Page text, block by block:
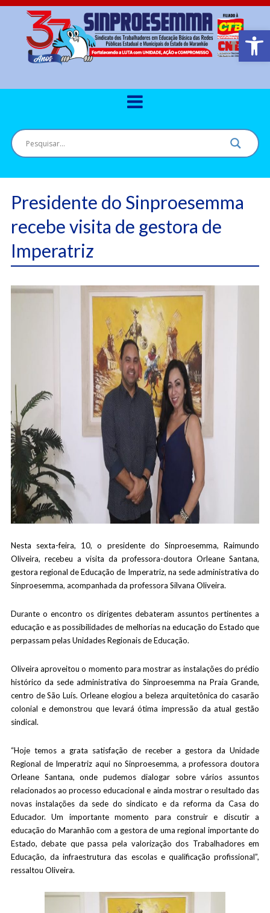
Barra de
Presidente do Sinproesemma
recebe visita de gestora de
Imperatriz
Nesta sexta-feira, 10, o presidente do Sinproesemma, Raimundo
Oliveira, recebeu a visita da professora-doutora Orleane Santana,
gestora regional de Educação de Imperatriz, na sede administrativa do
Sinproesemma, acompanhada da professora Silvana Oliveira.
Durante o encontro os dirigentes debateram assuntos pertinentes a
educação e as possibilidades de melhorias na educação do Estado que
perpassam pelas Unidades Regionais de Educação.
Oliveira aproveitou o momento para mostrar as instalações do prédio
histórico da sede administrativa do Sinproesemma na Praia Grande,
centro de São Luís. Orleane elogiou a beleza arquitetônica do casarão
colonial e demonstrou que levará ótima impressão da atual gestão
sindical.
“Hoje temos a grata satisfação de receber a gestora da Unidade
Regional de Imperatriz aqui no Sinproesemma, a professora doutora
Orleane Santana, onde pudemos dialogar sobre vários assuntos
relacionados ao processo educacional e ainda mostrar o resultado das
novas instalações da sede do sindicato e da reforma da Casa do
Educador. Um importante momento para construir e discutir a
educação do Maranhão com a gestora de uma regional importante do
Estado, debate que passa pela valorização dos Trabalhadores em
Educação, da infraestrutura das escolas e qualificação profissional”,
ressaltou Oliveira.